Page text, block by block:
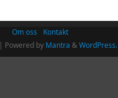
Om oss
Kontakt
| Powered by Mantra &WordPress.